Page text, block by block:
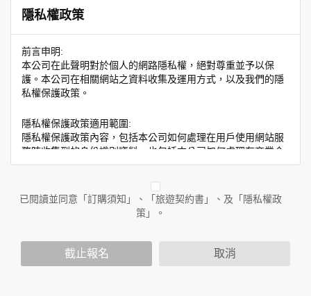
隱私權政策
前言申明:
本公司在此聲明對於個人的網路隱私權，絕對尊重並予以保
護。本公司在相關網站之資料收集及運用方式，以及我們的隱
私權保護政策。
隱私權保護政策適用範圍:
隱私權保護政策內容，包括本公司如何處理在用戶使用網站服
務時收集到的身份識別資料，也包括本公司如何處理在商業合
作與本公司合作時分享的任何身份識別資料。隱私權保護政策
人員。例如您透過本公司旗下網站上的廣告廠商連結，這些置
放連結的廠商也可能蒐集您個人的資料。對於您主動提供的個
人資訊，這些廣告廠商或連結網站有其個別的隱私權保護政
您個人在本網站上的聊天室或討論區中任意公開個人資料的行
已閱讀並同意「訂購須知」、「旅遊契約書」、及「隱私權政
策」。
截止報名 取消